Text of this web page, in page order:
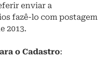
enviar a
fazê-lo com postagem
2013.
o Cadastro: